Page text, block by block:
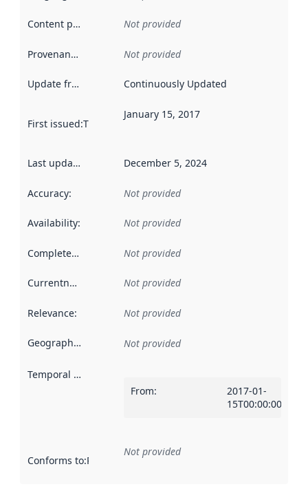
Content providers Not provided
Provenance Not provided
Update frequency Continuously Updated
First issued:This date indicates when the data in this
January 15, 2017
Last updated December 5, 2024
Accuracy: Not provided
Availability: Not provided
Completeness Not provided
Currentness Not provided
Relevance: Not provided
Geographical scope Not provided
Temporal scope
From:
2017-01-
15T00:00:00Z
Conforms to:Reference to an implementation rule or other
Not provided